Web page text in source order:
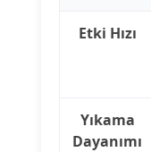
Etki Hızı
Yıkama
Dayanımı